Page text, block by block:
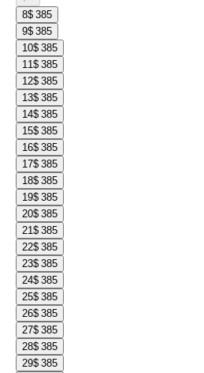
8$ 385
9$ 385
10$ 385
11$ 385
12$ 385
13$ 385
14$ 385
15$ 385
16$ 385
17$ 385
18$ 385
19$ 385
20$ 385
21$ 385
22$ 385
23$ 385
24$ 385
25$ 385
26$ 385
27$ 385
28$ 385
29$ 385